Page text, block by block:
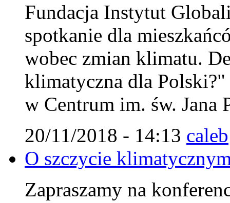
Fundacja Instytut
spotkanie dla
wobec zmian klimatu.
klimatyczna dla
w Centrum im. św. Jana
20/11/2018 - 14:13 caleb
O szczycie
Zapraszamy na